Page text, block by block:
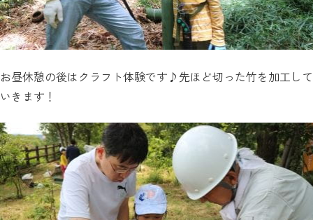
お昼休憩の後はクラフト体験です♪先ほど切った竹を加工して
いきます！